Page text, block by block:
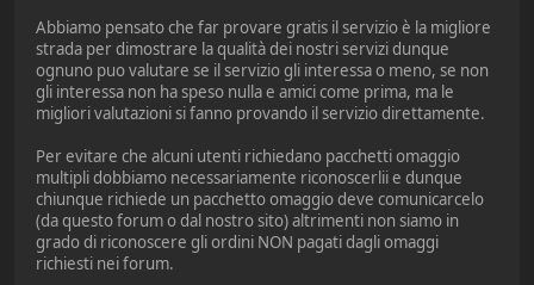
Abbiamo pensato che far provare gratis il servizio è la migliore
strada per dimostrare la qualità dei nostri servizi dunque
ognuno puo valutare se il servizio gli interessa o meno, se non
gli interessa non ha speso nulla e amici come prima, ma le
migliori valutazioni si fanno provando il servizio direttamente.
Per evitare che alcuni utenti richiedano pacchetti omaggio
multipli dobbiamo necessariamente riconoscerlii e dunque
chiunque richiede un pacchetto omaggio deve comunicarcelo
(da questo forum o dal nostro sito) altrimenti non siamo in
grado di riconoscere gli ordini NON pagati dagli omaggi
richiesti nei forum.